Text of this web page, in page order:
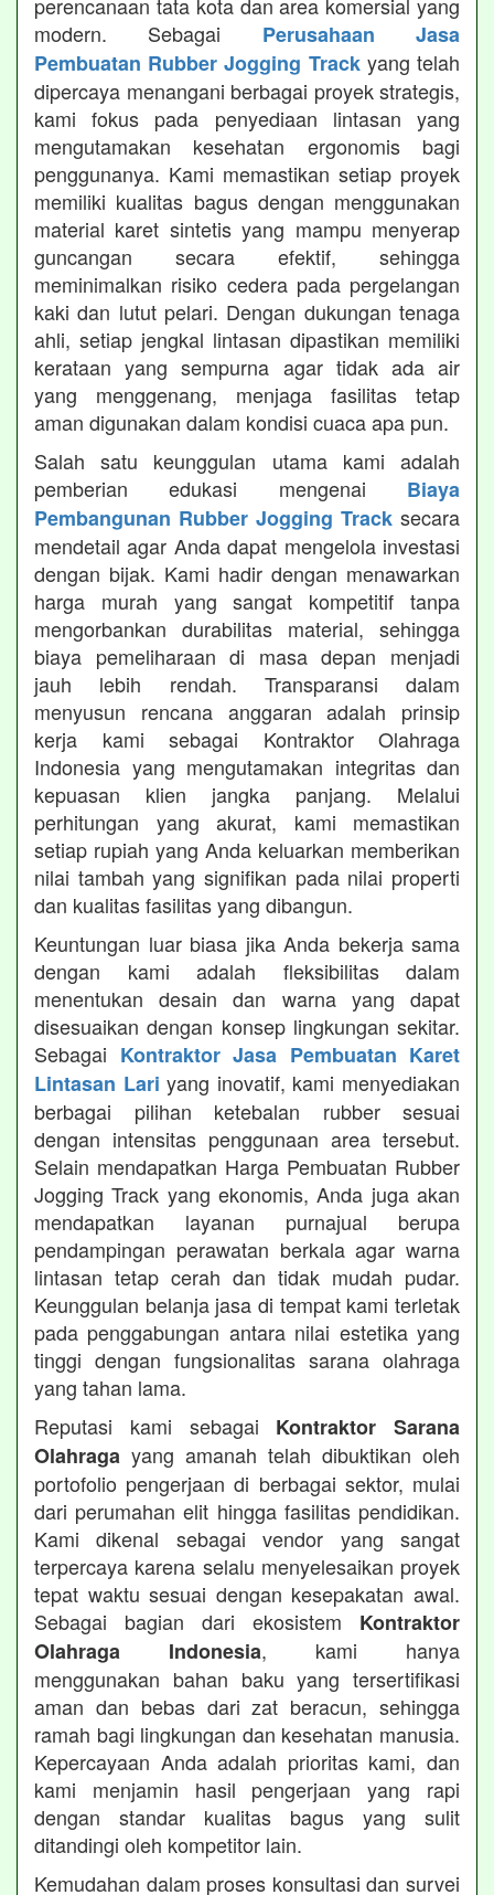
perencanaan tata kota dan area komersial yang
modern. Sebagai Perusahaan Jasa
Pembuatan Rubber Jogging Trackyang telah
dipercaya menangani berbagai proyek strategis,
kami fokus pada penyediaan lintasan yang
mengutamakan kesehatan ergonomis bagi
penggunanya. Kami memastikan setiap proyek
memiliki kualitas bagus dengan menggunakan
material karet sintetis yang mampu menyerap
guncangan secara efektif, sehingga
meminimalkan risiko cedera pada pergelangan
kaki dan lutut pelari. Dengan dukungan tenaga
ahli, setiap jengkal lintasan dipastikan memiliki
kerataan yang sempurna agar tidak ada air
yang menggenang, menjaga fasilitas tetap
aman digunakan dalam kondisi cuaca apa pun.
Salah satu keunggulan utama kami adalah
pemberian edukasi mengenai Biaya
Pembangunan Rubber Jogging Track secara
mendetail agar Anda dapat mengelola investasi
dengan bijak. Kami hadir dengan menawarkan
harga murah yang sangat kompetitif tanpa
mengorbankan durabilitas material, sehingga
biaya pemeliharaan di masa depan menjadi
jauh lebih rendah. Transparansi dalam
menyusun rencana anggaran adalah prinsip
kerja kami sebagai Kontraktor Olahraga
Indonesia yang mengutamakan integritas dan
kepuasan klien jangka panjang. Melalui
perhitungan yang akurat, kami memastikan
setiap rupiah yang Anda keluarkan memberikan
nilai tambah yang signifikan pada nilai properti
dan kualitas fasilitas yang dibangun.
Keuntungan luar biasa jika Anda bekerja sama
dengan kami adalah fleksibilitas dalam
menentukan desain dan warna yang dapat
disesuaikan dengan konsep lingkungan sekitar.
Sebagai Kontraktor Jasa Pembuatan Karet
Lintasan Lari yang inovatif, kami menyediakan
berbagai pilihan ketebalan rubber sesuai
dengan intensitas penggunaan area tersebut.
Selain mendapatkan Harga Pembuatan Rubber
Jogging Track yang ekonomis, Anda juga akan
mendapatkan layanan purnajual berupa
pendampingan perawatan berkala agar warna
lintasan tetap cerah dan tidak mudah pudar.
Keunggulan belanja jasa di tempat kami terletak
pada penggabungan antara nilai estetika yang
tinggi dengan fungsionalitas sarana olahraga
yang tahan lama.
Reputasi kami sebagai Kontraktor Sarana
Olahraga yang amanah telah dibuktikan oleh
portofolio pengerjaan di berbagai sektor, mulai
dari perumahan elit hingga fasilitas pendidikan.
Kami dikenal sebagai vendor yang sangat
terpercaya karena selalu menyelesaikan proyek
tepat waktu sesuai dengan kesepakatan awal.
Sebagai bagian dari ekosistem Kontraktor
Olahraga Indonesia, kami hanya
menggunakan bahan baku yang tersertifikasi
aman dan bebas dari zat beracun, sehingga
ramah bagi lingkungan dan kesehatan manusia.
Kepercayaan Anda adalah prioritas kami, dan
kami menjamin hasil pengerjaan yang rapi
dengan standar kualitas bagus yang sulit
ditandingi oleh kompetitor lain.
Kemudahan dalam proses konsultasi dan survei